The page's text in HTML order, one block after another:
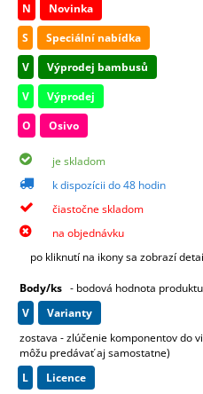
N
Novinka
S
Speciální nabídka
V
Výprodej bambusů
V
Výprodej
O
Osivo
je skladom
k dispozícii do 48 hodin
čiastočne skladom
na objednávku
po kliknutí na ikony sa zobrazí
Body/ks - bodová hodnota
v
varianty
zostava - zlúčenie komponentov do
môžu predávať aj samostatne)
L
licence